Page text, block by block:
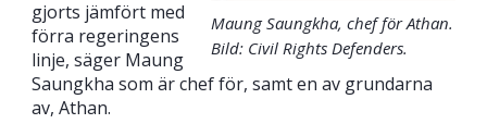
Maung Saungkha, chef för Athan.
Bild: Civil Rights Defenders.
gjorts jämfört med
förra regeringens
linje, säger Maung
Saungkha som är chef för, samt en av grundarna
av, Athan.